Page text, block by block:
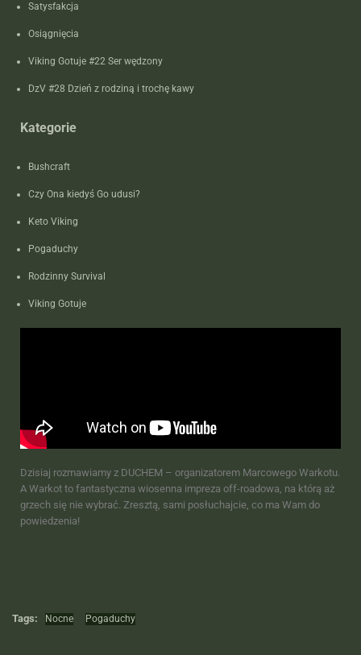
Satysfakcja
Osiągnięcia
Viking Gotuje #22 Ser wędzony
DzV #28 Dzień z rodziną i trochę kawy
Kategorie
Bushcraft
Czy Ona kiedyś Go udusi?
Keto Viking
Pogaduchy
Rodzinny Survival
Viking Gotuje
Dzisiaj rozmawiamy z DUCHEM – organizatorem Marcowego Warkotu.
A Warkot to fantastyczna wiosenna impreza off-roadowa, na którą aż
grzech się nie wybrać. Zresztą, sami posłuchajcie, co ma Wam do
powiedzenia!
Tags: Nocne Pogaduchy